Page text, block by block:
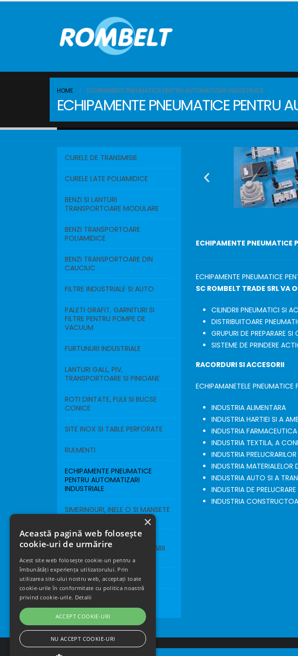
HOME ECHIPAMENTE PNEUMATICE PENTRU AUTOMATIZARI INDUSTRIALE
ECHIPAMENTE PNEUMATICE PENTRU
ECHIPAMENTE PNEUMATICE
ECHIPAMENTE PNEUMATICE
SC ROMBELT TRADE SRL VA
CILINDRII PNEUMATICI SI
DISTRIBUITOARE
GRUPURI DE PREPARARE
SISTEME DE PRINDERE
RACORDURI SI ACCESORII
ECHIPAMANETELE PNEUMATICE
INDUSTRIA ALIMENTARA
INDUSTRIA HARTIEI SI A
INDUSTRIA FARMACEUTICA
INDUSTRIA TEXTILA, A
INDUSTRIA
INDUSTRIA MATERIALELOR
INDUSTRIA AUTO SI A
INDUSTRIA DE
INDUSTRIA
CURELE DE TRANSMISIE
CURELE LATE POLIAMIDICE
BENZI SI LANTURI
TRANSPORTOARE MODULARE
BENZI TRANSPORTOARE
POLIAMIDICE
BENZI TRANSPORTOARE DIN
CAUCIUC
FILTRE INDUSTRIALE SI AUTO
PALETI GRAFIT, GARNITURI SI
FILTRE PENTRU POMPE DE
VACUUM
FURTUNURI INDUSTRIALE
LANTURI GALL, PIV,
TRANSPORTOARE SI PINIOANE
ROTI DINTATE, FULII SI BUCSE
CONICE
SITE INOX SI TABLE PERFORATE
RULMENTI
ECHIPAMENTE PNEUMATICE
PENTRU AUTOMATIZARI
INDUSTRIALE
SIMERINGURI, INELE O SI MANSETE
FIR FUZIBIL SI LANA DE OTEL
PENTRU INDUSTRIA PRELUCRARII
LEMNULUI
ROTI SI ROLE INDUSTRIALE
COVOR PENTRU BENZI DE
ALERGAT
Această pagină web folosește
cookie-uri de urmărire
Acest site web folosește cookie-uri pentru a
îmbunătăți experiența utilizatorului. Prin
utilizarea site-ului nostru web, acceptați toate
cookie-urile în conformitate cu politica noastră
privind cookie-urile. Detalii
ACCEPT COOKIE-URI
NU ACCEPT COOKIE-URI
×